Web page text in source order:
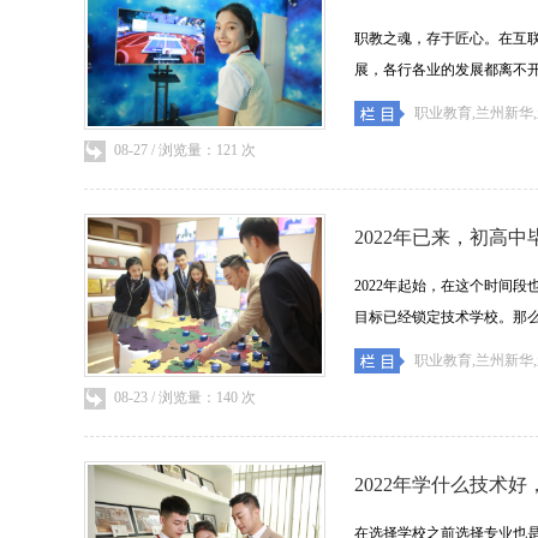
08-27 / 浏览量：121 次
职教之魂，存于匠心。在互
展，各行各业的发展都离不
职业教育,兰州新
08-23 / 浏览量：140 次
2022年已来，初高中
2022年起始，在这个时间段
目标已经锁定技术学校。那
职业教育,兰州新华
2022年学什么技术好
在选择学校之前选择专业也